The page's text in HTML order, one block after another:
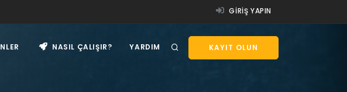
GIRIŞ YAPIN
KAYIT OLUN
NASIL ÇALIŞIR? YARDIM